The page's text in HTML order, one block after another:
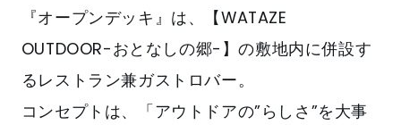
『オープンデッキ』は、【WATAZE
OUTDOOR-おとなしの郷-】の敷地内に併設す
るレストラン兼ガストロバー。
コンセプトは、「アウトドアの”らしさ”を大事